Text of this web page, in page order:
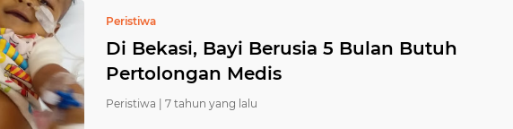
Peristiwa
Di Bekasi, Bayi Berusia 5 Bulan Butuh
Pertolongan Medis
Peristiwa | 7 tahun yang lalu